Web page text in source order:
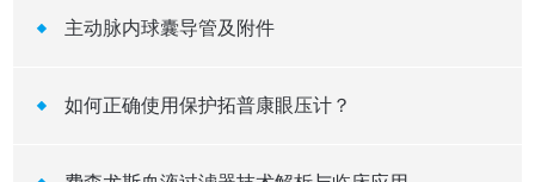
主动脉内球囊导管及附件
如何正确使用保护拓普康眼压计？